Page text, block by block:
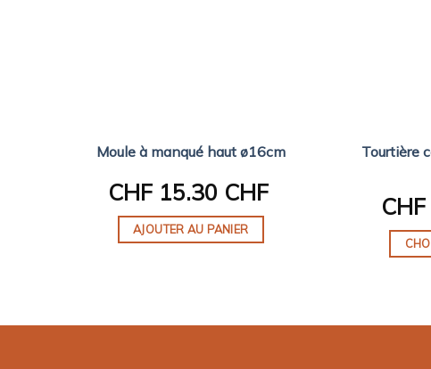
Moule à manqué haut ø16cm
CHF 15.30 CHF
AJOUTER AU PANIER
Tourtière
CHF